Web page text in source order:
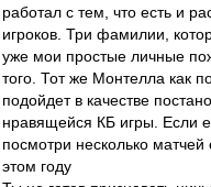
работал с тем, что есть и
игроков. Три фамилии,
уже мои простые личные
того. Тот же Монтелла как
подойдет в качестве
нравящейся КБ игры. Если
посмотри несколько
этом году